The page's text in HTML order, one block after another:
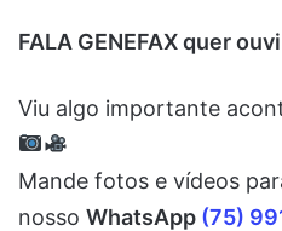
FALA GENEFAX quer
Viu algo importante
Mande fotos e vídeos
nosso WhatsApp (75)